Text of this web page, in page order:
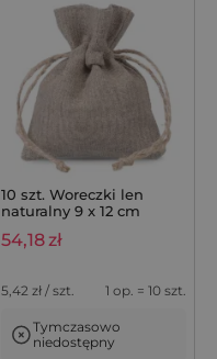
10 szt. Woreczki len
naturalny 9 x 12 cm
54,18 zł
5,42 zł / szt. 1 op. = 10 szt.
Tymczasowo
niedostępny